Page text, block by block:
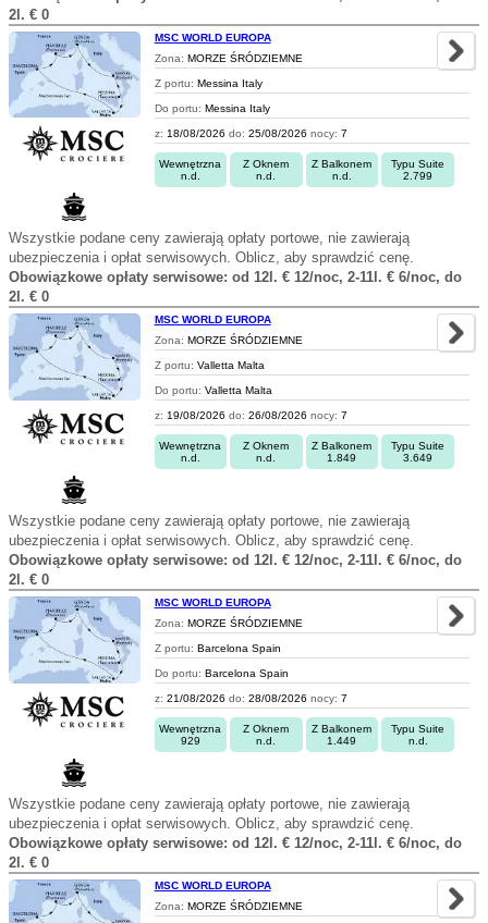
2l. € 0
MSC WORLD EUROPA
Zona: MORZE ŚRÓDZIEMNE
Z portu: Messina Italy
Do portu: Messina Italy
z: 18/08/2026 do: 25/08/2026 nocy: 7
Wewnętrzna
n.d.
Z Oknem
n.d.
Z Balkonem
n.d.
Typu Suite
2.799
Wszystkie podane ceny zawierają opłaty portowe, nie zawierają
ubezpieczenia i opłat serwisowych. Oblicz, aby sprawdzić cenę.
Obowiązkowe opłaty serwisowe: od 12l. € 12/noc, 2-11l. € 6/noc, do
2l. € 0
MSC WORLD EUROPA
Zona: MORZE ŚRÓDZIEMNE
Z portu: Valletta Malta
Do portu: Valletta Malta
z: 19/08/2026 do: 26/08/2026 nocy: 7
Wewnętrzna
n.d.
Z Oknem
n.d.
Z Balkonem
1.849
Typu Suite
3.649
Wszystkie podane ceny zawierają opłaty portowe, nie zawierają
ubezpieczenia i opłat serwisowych. Oblicz, aby sprawdzić cenę.
Obowiązkowe opłaty serwisowe: od 12l. € 12/noc, 2-11l. € 6/noc, do
2l. € 0
MSC WORLD EUROPA
Zona: MORZE ŚRÓDZIEMNE
Z portu: Barcelona Spain
Do portu: Barcelona Spain
z: 21/08/2026 do: 28/08/2026 nocy: 7
Wewnętrzna
929
Z Oknem
n.d.
Z Balkonem
1.449
Typu Suite
n.d.
Wszystkie podane ceny zawierają opłaty portowe, nie zawierają
ubezpieczenia i opłat serwisowych. Oblicz, aby sprawdzić cenę.
Obowiązkowe opłaty serwisowe: od 12l. € 12/noc, 2-11l. € 6/noc, do
2l. € 0
MSC WORLD EUROPA
Zona: MORZE ŚRÓDZIEMNE